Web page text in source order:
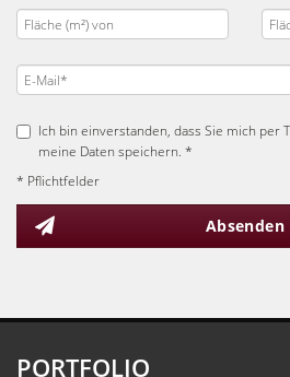
Ich bin einverstanden, dass Sie mich per
meine Daten speichern. *
* Pflichtfelder
Absenden
PORTFOLIO